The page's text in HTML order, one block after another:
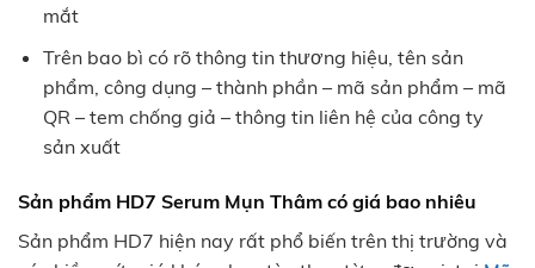
mắt
Trên bao bì có rõ thông tin thương hiệu, tên sản
phẩm, công dụng – thành phần – mã sản phẩm – mã
QR – tem chống giả – thông tin liên hệ của công ty
sản xuất
Sản phẩm HD7 Serum Mụn Thâm có giá bao nhiêu
Sản phẩm HD7 hiện nay rất phổ biến trên thị trường và